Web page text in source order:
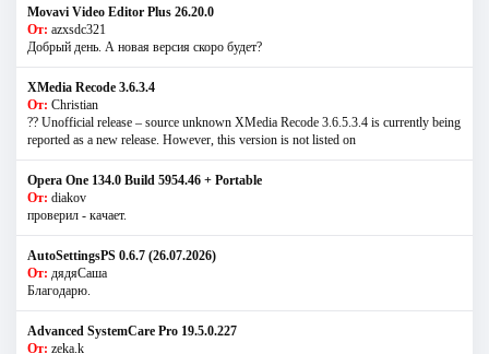
Movavi Video Editor Plus 26.20.0
От: azxsdc321
Добрый день. А новая версия скоро будет?
XMedia Recode 3.6.3.4
От: Christian
?? Unofficial release – source unknown XMedia Recode 3.6.5.3.4 is currently being
reported as a new release. However, this version is not listed on
Opera One 134.0 Build 5954.46 + Portable
От: diakov
проверил - качает.
AutoSettingsPS 0.6.7 (26.07.2026)
От: дядяСаша
Благодарю.
Advanced SystemCare Pro 19.5.0.227
От: zeka.k